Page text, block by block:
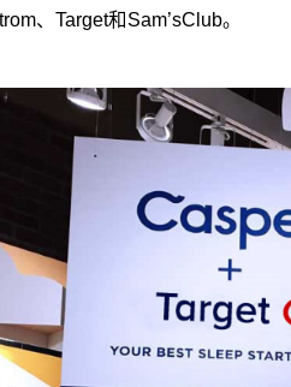
、Target和Sam’sClub。